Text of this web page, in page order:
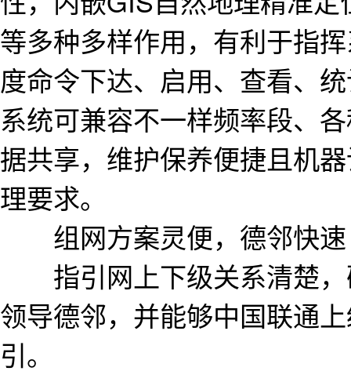
等多种多样作用，有利于指
度命令下达、启用、查看、
系统可兼容不一样频率段、
据共享，维护保养便捷且机
理要求。
组网方案灵便，德邻快速
指引网上下级关系清楚，
领导德邻，并能够中国联通
引。